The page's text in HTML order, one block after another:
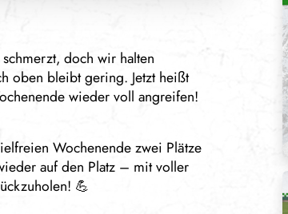
doch wir halten
oben bleibt gering. Jetzt heißt
wieder voll angreifen!
Wochenende zwei Plätze
auf den Platz – mit voller
💪